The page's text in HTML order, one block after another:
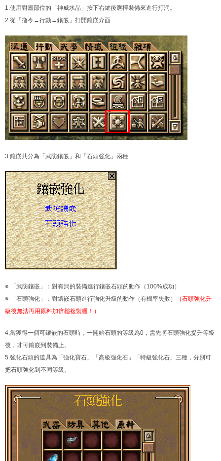
1.使用對應部位的「神威水晶」按下右鍵後選擇裝備來進行打洞。
2.從「指令→行動→鑲嵌」打開鑲嵌介面
3.鑲嵌共分為「武防鑲嵌」和「石頭強化」兩種
※ 「武防鑲嵌」：對有洞的裝備進行鑲嵌石頭的動作（100%成功）
※ 「石頭強化」：對鑲嵌石頭進行強化升級的動作（有機率失敗）
（石頭強化升
級後無法再用原料加倍槌複製喔！）
4.當獲得一個可鑲嵌的石頭時，一開始石頭的等級為0，需先將石頭強化提升等級
後，才可鑲嵌到裝備上。
5.強化石頭的道具為「強化寶石」「高級強化石」「特級強化石」三種，分別可
把石頭強化到不同等級。